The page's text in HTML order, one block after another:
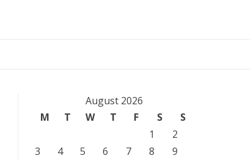
August 2026
M
T W T F S
S
1
2
3
4 5 6 7 8
9